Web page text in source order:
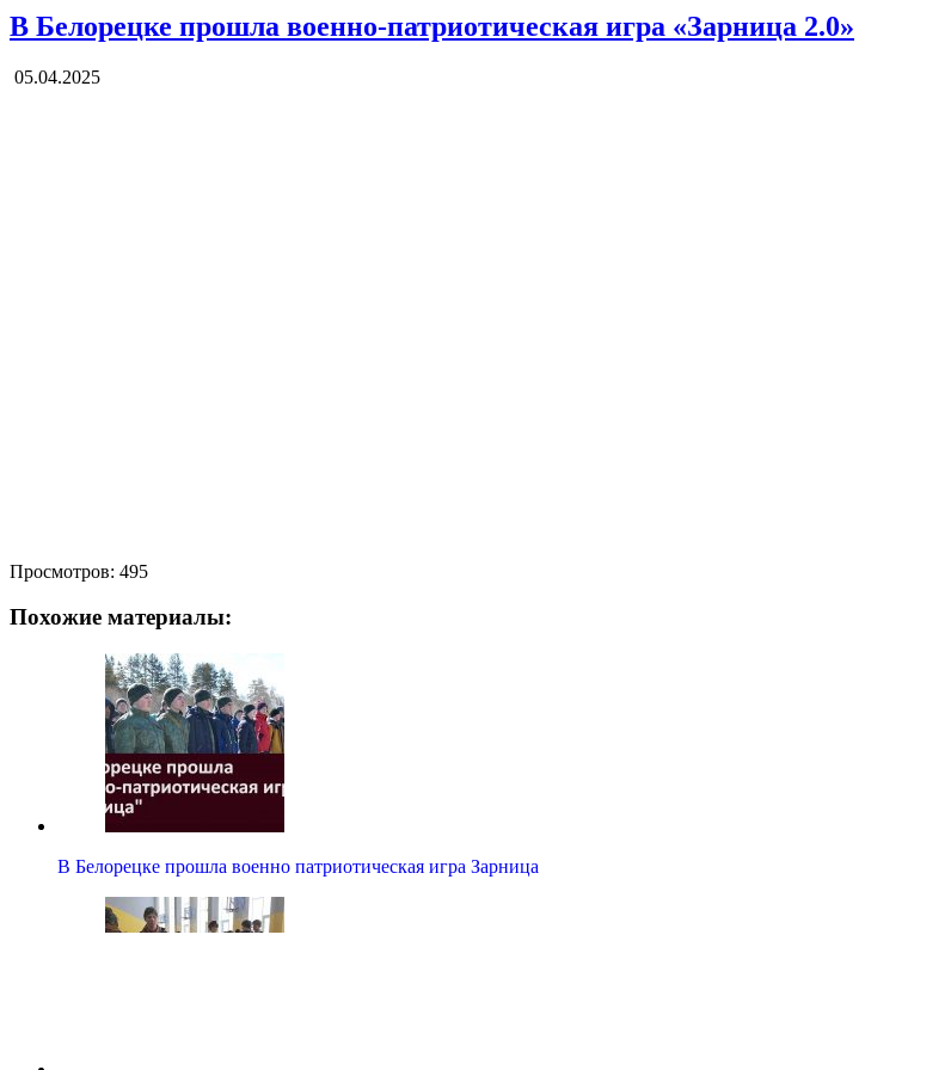
В Белорецке прошла военно-патриотическая игра «Зарница 2.0»
05.04.2025
Просмотров: 495
Похожие материалы:
В Белорецке прошла военно патриотическая игра Зарница